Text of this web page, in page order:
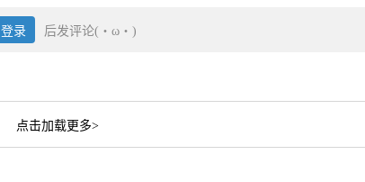
登录 后发评论(・ω・)
点击加载更多>